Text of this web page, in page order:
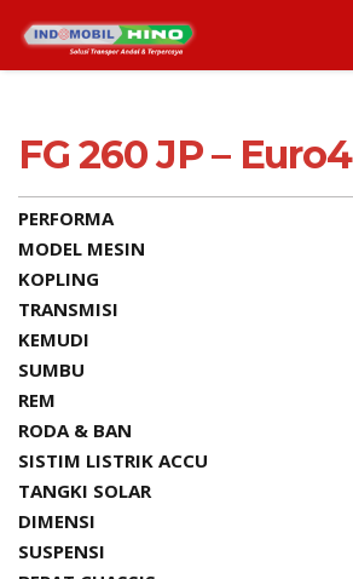
FG 260 JP – Euro4
PERFORMA
MODEL MESIN
KOPLING
TRANSMISI
KEMUDI
SUMBU
REM
RODA & BAN
SISTIM LISTRIK ACCU
TANGKI SOLAR
DIMENSI
SUSPENSI